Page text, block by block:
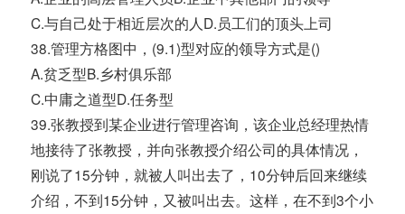
C.与自己处于相近层次的人D.员工们的顶头上司
38.管理方格图中，(9.1)型对应的领导方式是()
A.贫乏型B.乡村俱乐部
C.中庸之道型D.任务型
39.张教授到某企业进行管理咨询，该企业总经理热情
地接待了张教授，并向张教授介绍公司的具体情况，
刚说了15分钟，就被人叫出去了，10分钟后回来继续
介绍，不到15分钟，又被叫出去。这样，在不到3个小